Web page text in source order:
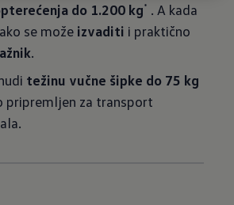
do 1.200 kg* . A kada
se može izvaditi i praktično
.
težinu vučne šipke do 75 kg
pripremljen za transport